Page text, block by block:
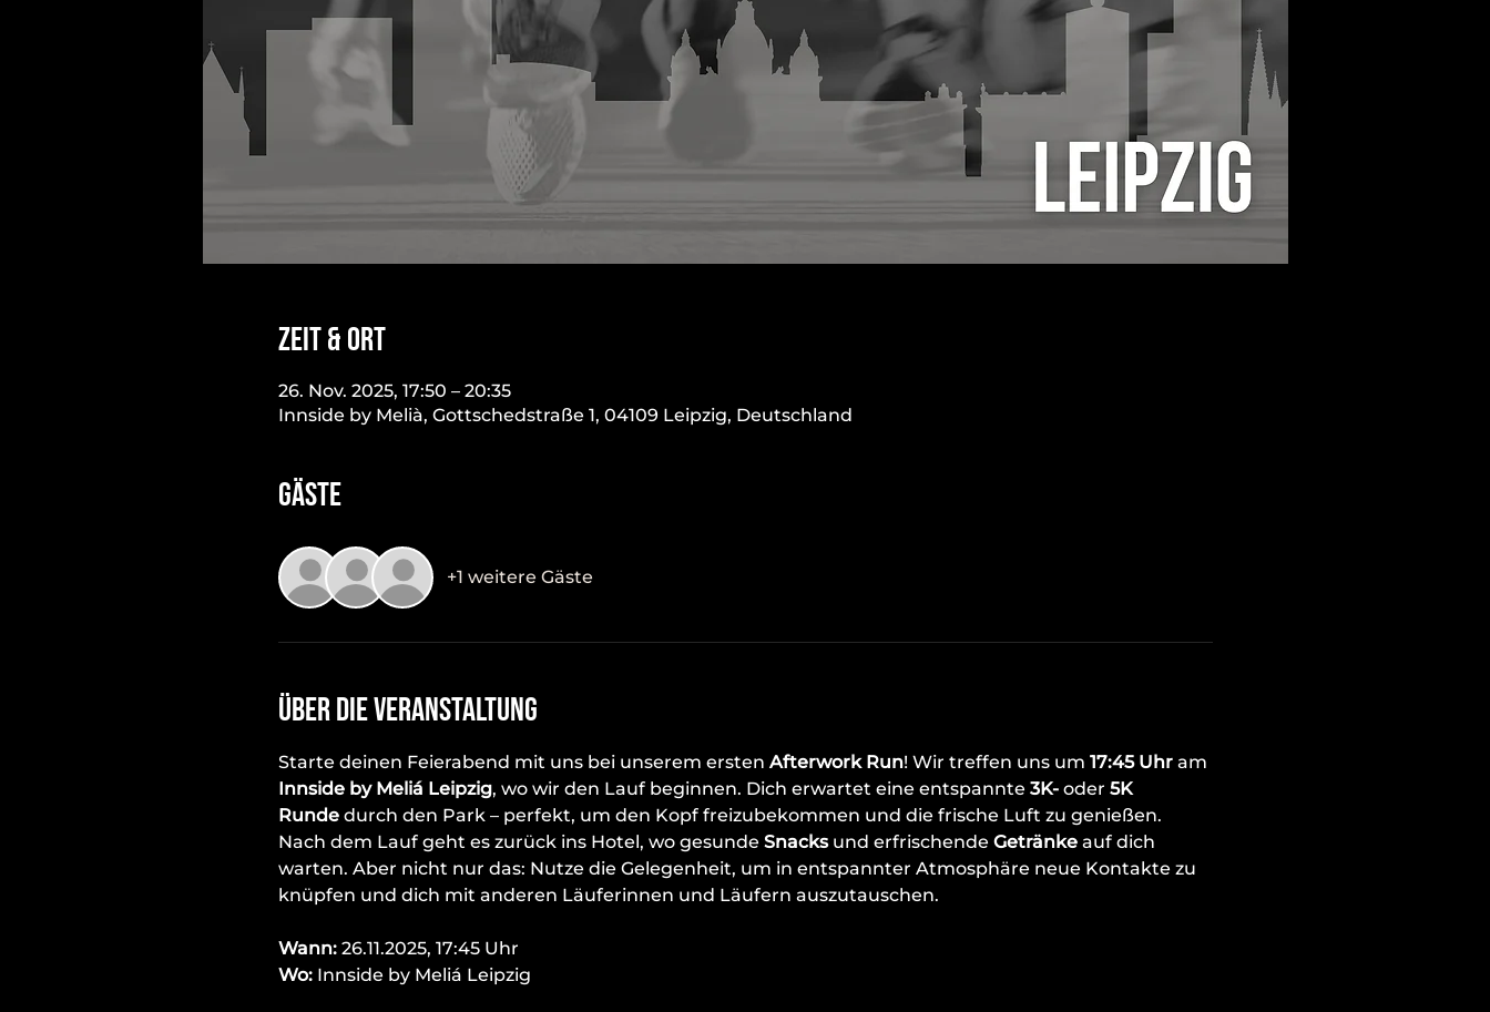
Zeit & Ort
26. Nov. 2025, 17:50 – 20:35
Innside by Melià, Gottschedstraße 1, 04109 Leipzig, Deutschland
Gäste
+1 weitere Gäste
Über die Veranstaltung
Starte deinen Feierabend mit uns bei unserem ersten Afterwork Run! Wir treffen uns um 17:45 Uhr am
Innside by Meliá Leipzig, wo wir den Lauf beginnen. Dich erwartet eine entspannte 3K- oder 5K
Runde durch den Park – perfekt, um den Kopf freizubekommen und die frische Luft zu genießen.
Nach dem Lauf geht es zurück ins Hotel, wo gesunde Snacks und erfrischende Getränke auf dich
warten. Aber nicht nur das: Nutze die Gelegenheit, um in entspannter Atmosphäre neue Kontakte zu
knüpfen und dich mit anderen Läuferinnen und Läufern auszutauschen.
Wann: 26.11.2025, 17:45 Uhr
Wo: Innside by Meliá Leipzig